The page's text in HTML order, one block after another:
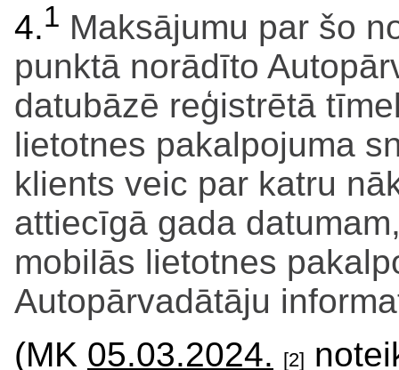
4.1 Maksājumu par šo
punktā norādīto
datubāzē reģistrētā
lietotnes pakalpojuma
klients veic par katru
attiecīgā gada
mobilās lietotnes
Autopārvadātāju
(MK 05.03.2024. [2]